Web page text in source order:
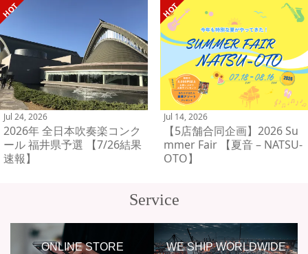
Jul 24, 2026
2026年 全日本吹奏楽コンク
ール 福井県予選 【7/26結果
速報】
Jul 14, 2026
【5店舗合同企画】2026 Su
mmer Fair 【夏音 – NATSU-
OTO】
Service
ONLINE STORE WE SHIP WORLDWIDE